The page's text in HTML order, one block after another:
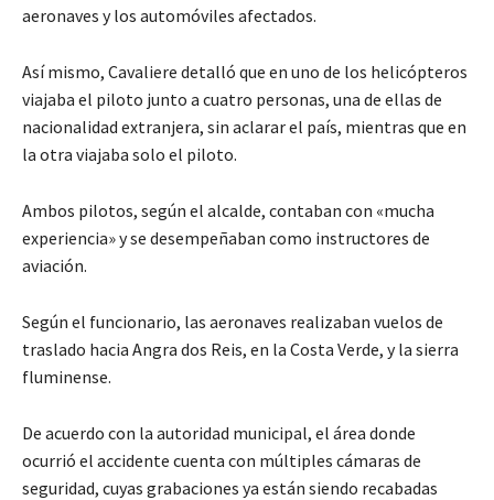
aeronaves y los automóviles afectados.
Así mismo, Cavaliere detalló que en uno de los helicópteros
viajaba el piloto junto a cuatro personas, una de ellas de
nacionalidad extranjera, sin aclarar el país, mientras que en
la otra viajaba solo el piloto.
Ambos pilotos, según el alcalde, contaban con «mucha
experiencia» y se desempeñaban como instructores de
aviación.
Según el funcionario, las aeronaves realizaban vuelos de
traslado hacia Angra dos Reis, en la Costa Verde, y la sierra
fluminense.
De acuerdo con la autoridad municipal, el área donde
ocurrió el accidente cuenta con múltiples cámaras de
seguridad, cuyas grabaciones ya están siendo recabadas